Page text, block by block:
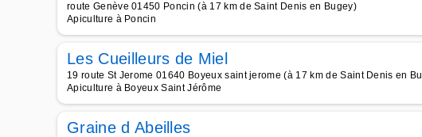
route Genève 01450 Poncin (à 17 km de Saint Denis en Bugey)
Apiculture à Poncin
Les Cueilleurs de Miel
19 route St Jerome 01640 Boyeux saint jerome (à 17 km de Saint Denis en
Apiculture à Boyeux Saint Jérôme
Graine d Abeilles